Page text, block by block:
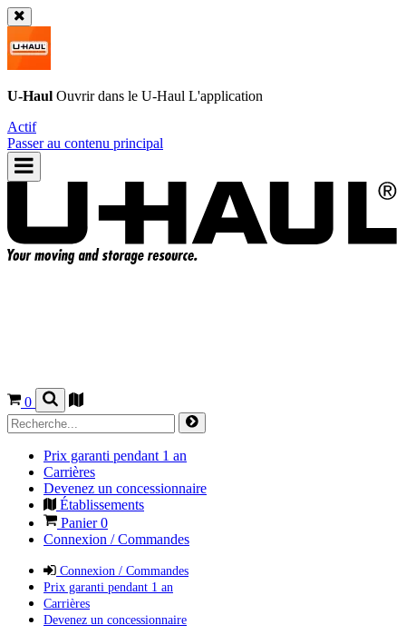
U-Haul Ouvrir dans le U-Haul L'application
Actif
Passer au contenu principal
0
Prix garanti pendant 1 an
Carrières
Devenez un concessionnaire
Établissements
Panier0
Connexion / Commandes
Connexion / Commandes
Prix garanti pendant 1 an
Carrières
Devenez un concessionnaire